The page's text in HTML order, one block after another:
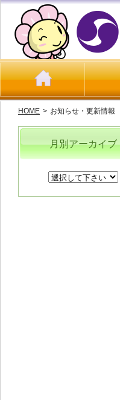
HOME > お知らせ・更新情報
月別アーカイブ